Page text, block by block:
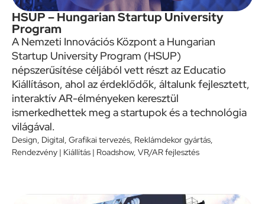
HSUP – Hungarian Startup University
Program
A Nemzeti Innovációs Központ a Hungarian
Startup University Program (HSUP)
népszerűsítése céljából vett részt az Educatio
Kiállításon, ahol az érdeklődők, általunk fejlesztett,
interaktív AR-élményeken keresztül
ismerkedhettek meg a startupok és a technológia
világával.
Design, Digital, Grafikai tervezés, Reklámdekor gyártás,
Rendezvény | Kiállítás | Roadshow, VR/AR fejlesztés